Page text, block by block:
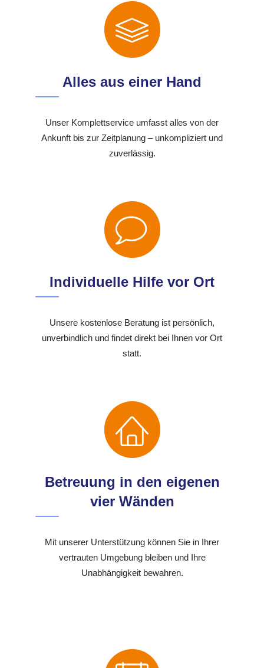
Alles aus einer Hand
Unser Komplettservice umfasst alles von der
Ankunft bis zur Zeitplanung – unkompliziert und
zuverlässig.
Individuelle Hilfe vor Ort
Unsere kostenlose Beratung ist persönlich,
unverbindlich und findet direkt bei Ihnen vor Ort
statt.
Betreuung in den eigenen
vier Wänden
Mit unserer Unterstützung können Sie in Ihrer
vertrauten Umgebung bleiben und Ihre
Unabhängigkeit bewahren.